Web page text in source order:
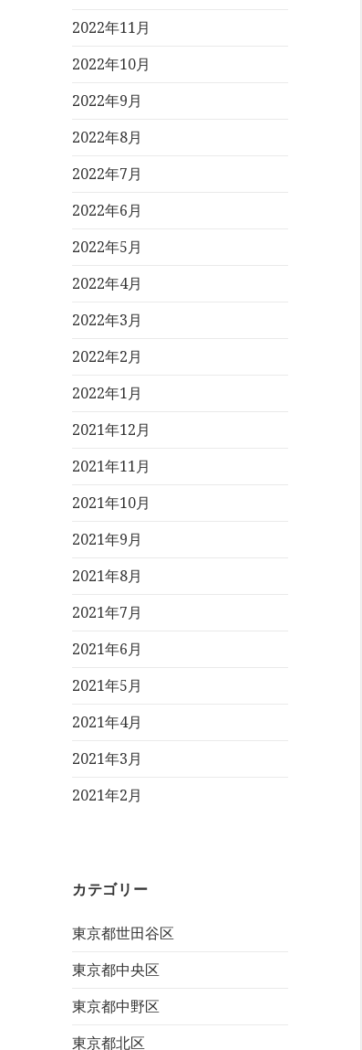
2022年11月
2022年10月
2022年9月
2022年8月
2022年7月
2022年6月
2022年5月
2022年4月
2022年3月
2022年2月
2022年1月
2021年12月
2021年11月
2021年10月
2021年9月
2021年8月
2021年7月
2021年6月
2021年5月
2021年4月
2021年3月
2021年2月
カテゴリー
東京都世田谷区
東京都中央区
東京都中野区
東京都北区